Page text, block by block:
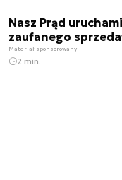
Nasz Prąd
zaufanego
Materiał sponsorowany
2 min.